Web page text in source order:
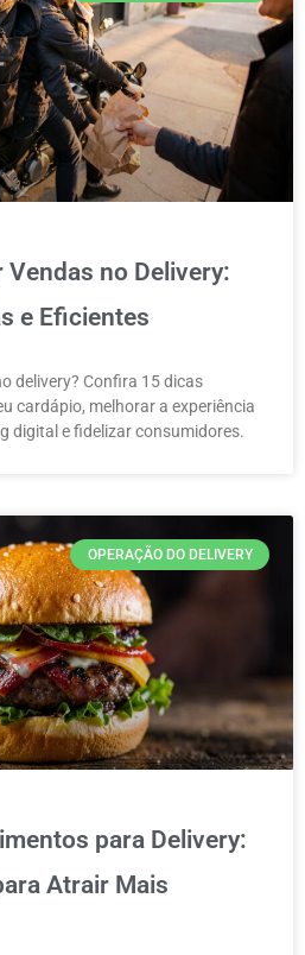
no Delivery:
e Eficientes
delivery? Confira 15 dicas
cardápio, melhorar a experiência
digital e fidelizar consumidores.
OPERAÇÃO DO DELIVERY
para Delivery:
Atrair Mais